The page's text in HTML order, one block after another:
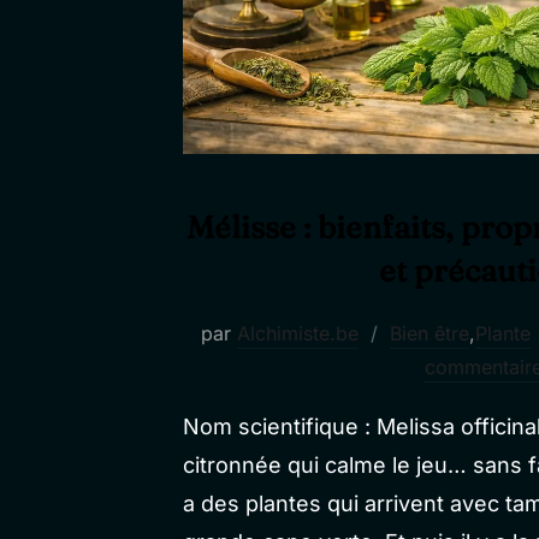
par Alchimiste.be Bien être, Plante
Nom scientifique : Melissa
citronnée qui calme le jeu… sans
a des plantes qui arrivent avec